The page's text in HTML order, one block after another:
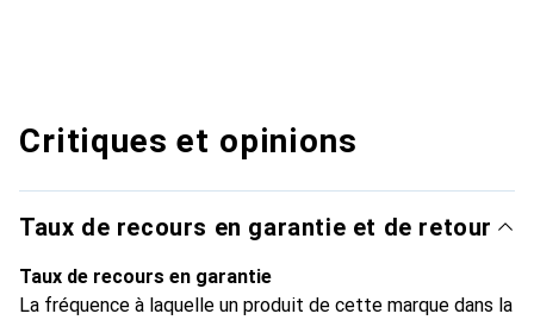
Critiques et opinions
Taux de recours en garantie et de retour
Taux de recours en garantie
La fréquence à laquelle un produit de cette marque dans la